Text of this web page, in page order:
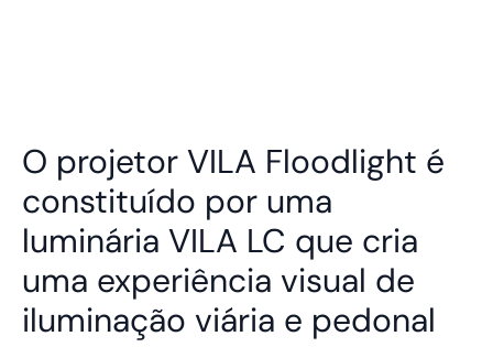
O projetor VILA Floodlight é
constituído por uma
luminária VILA LC que cria
uma experiência visual de
iluminação viária e pedonal